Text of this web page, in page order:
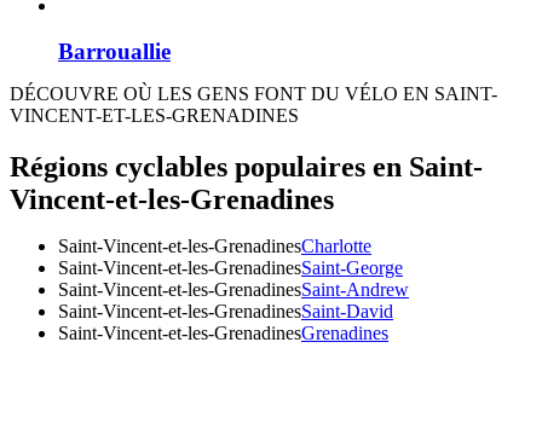
Barrouallie
DÉCOUVRE OÙ LES GENS FONT DU VÉLO EN SAINT-
VINCENT-ET-LES-GRENADINES
Régions cyclables populaires en Saint-
Vincent-et-les-Grenadines
Saint-Vincent-et-les-GrenadinesCharlotte
Saint-Vincent-et-les-GrenadinesSaint-George
Saint-Vincent-et-les-GrenadinesSaint-Andrew
Saint-Vincent-et-les-GrenadinesSaint-David
Saint-Vincent-et-les-GrenadinesGrenadines